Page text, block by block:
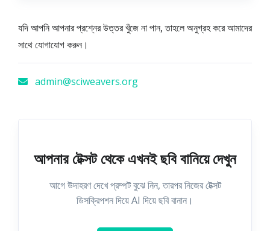
যদি আপনি আপনার প্রশ্নের উত্তর খুঁজে না পান, তাহলে অনুগ্রহ করে আমাদের
সাথে যোগাযোগ করুন।
admin@sciweavers.org
আপনার টেক্সট থেকে এখনই ছবি বানিয়ে দেখুন
আগে উদাহরণ দেখে প্রম্পট বুঝে নিন, তারপর নিজের টেক্সট
ডিসক্রিপশন দিয়ে AI দিয়ে ছবি বানান।